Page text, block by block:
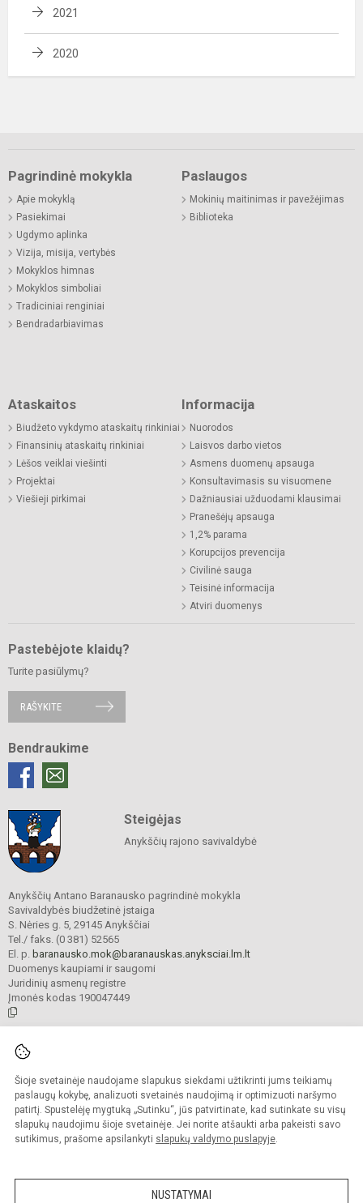
Šioje svetainėje naudojame slapukus siekdami užtikrinti jums teikiamų
paslaugų kokybę, analizuoti svetainės naudojimą ir optimizuoti naršymo
patirtį. Spustelėję mygtuką „Sutinku“, jūs patvirtinate, kad sutinkate su visų
slapukų naudojimu šioje svetainėje. Jei norite atšaukti arba pakeisti savo
sutikimus, prašome apsilankyti slapukų valdymo puslapyje.
NUSTATYMAI
2021
2020
Pagrindinė mokykla
Apie mokyklą
Pasiekimai
Ugdymo aplinka
Vizija, misija, vertybės
Mokyklos himnas
Mokyklos simboliai
Tradiciniai renginiai
Bendradarbiavimas
Paslaugos
Mokinių maitinimas ir pavežėjimas
Biblioteka
Ataskaitos
Biudžeto vykdymo ataskaitų rinkiniai
Finansinių ataskaitų rinkiniai
Lėšos veiklai viešinti
Projektai
Viešieji pirkimai
Informacija
Nuorodos
Laisvos darbo vietos
Asmens duomenų apsauga
Konsultavimasis su visuomene
Dažniausiai užduodami klausimai
Pranešėjų apsauga
1,2% parama
Korupcijos prevencija
Civilinė sauga
Teisinė informacija
Atviri duomenys
Pastebėjote klaidų?
Turite pasiūlymų?
RAŠYKITE
Bendraukime
Steigėjas
Anykščių rajono savivaldybė
Anykščių Antano Baranausko pagrindinė mokykla
Savivaldybės biudžetinė įstaiga
S. Nėries g. 5, 29145 Anykščiai
Tel./ faks. (0 381) 52565
El. p. baranausko.mok@baranauskas.anyksciai.lm.lt
Duomenys kaupiami ir saugomi
Juridinių asmenų registre
Įmonės kodas 190047449
Kopijuoti turinį be raštiško mokyklos administracijos sutikimo griežtai
draudžiama.
Prieinamumo paraiška Slapukų valdymas
Sumanus būdas atnaujinti